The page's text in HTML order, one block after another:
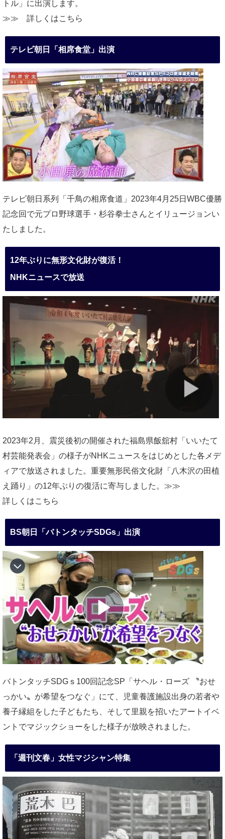
トル」に出演します。
≫≫ 詳しくはこちら
テレビ朝日「相席食堂」出演
テレビ朝日系列「千鳥の相席食道」2023年4月25日WBC優勝
記念回で元プロ野球選手・杉谷拳士さんとイリュージョンい
たしました。
12年ぶりに無形文化財が復活！
NHKニュースで放送
2023年2月、震災後初の開催された福島県飯舘村「いいたて
村芸能発表会」の様子がNHKニュースをはじめとした各メデ
ィアで放送されました。重要無形民俗文化財「八木沢の田植
え踊り」の12年ぶりの復活に寄与しました。≫≫
詳しくはこちら
BS朝日「バトンタッチSDGs」出演
バトンタッチSDGｓ100回記念SP「サヘル・ローズ 〝おせ
っかい〟が希望をつなぐ」にて、児童養護施設出身の若者や
養子縁組をした子どもたち、そして里親を招いたアートイベ
ントでマジックショーをした様子が放映されました。
「週刊文春」女性マジシャン特集